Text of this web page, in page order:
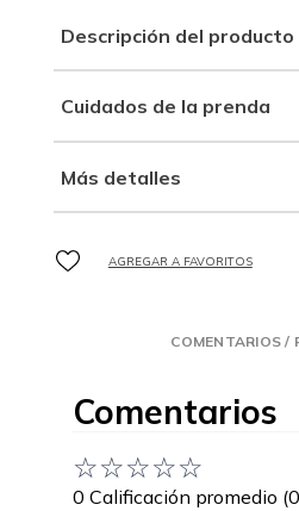
Descripción del producto
Cuidados de la prenda
Más detalles
COMENTARIOS /
Comentarios
☆☆☆☆☆
0 Calificación promedio